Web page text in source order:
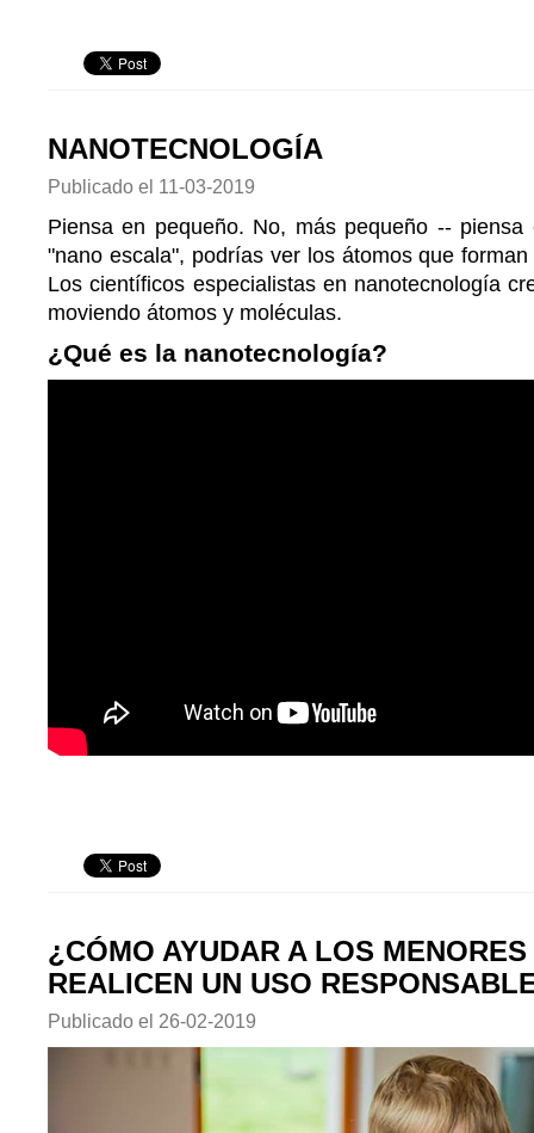
NANOTECNOLOGÍA
Publicado el 11-03-2019
Piensa en pequeño. No, más pequeño --
"nano escala", podrías ver los átomos que
Los científicos especialistas en nanotecnología
moviendo átomos y moléculas.
¿Qué es la nanotecnología?
¿CÓMO AYUDAR A LOS
REALICEN UN USO
Publicado el 26-02-2019